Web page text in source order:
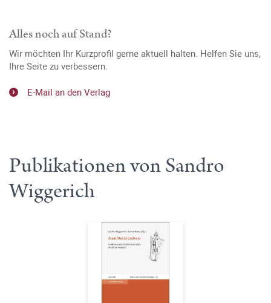
Alles noch auf Stand?
Wir möchten Ihr Kurzprofil gerne aktuell halten. Helfen Sie uns,
Ihre Seite zu verbessern.
E-Mail an den Verlag
Publikationen von Sandro
Wiggerich